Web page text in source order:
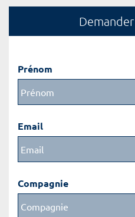
Demander
Prénom
Email
Compagnie